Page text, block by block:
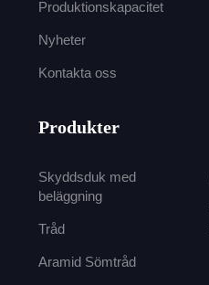
Produktionskapacitet
Nyheter
Kontakta oss
Produkter
Skyddsduk med
beläggning
Tråd
Aramid Sömtråd